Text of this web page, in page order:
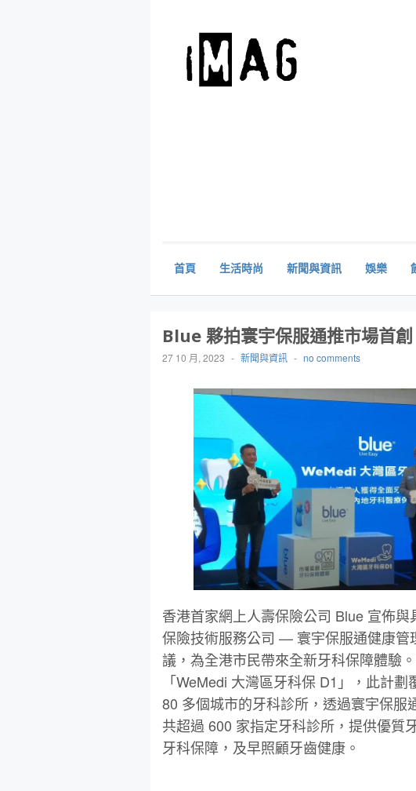
首頁 生活時尚 新聞與資訊 娛樂
Blue 夥拍寰宇保服通推市場⾸
27 10 月, 2023 - 新聞與資訊 - no comments
香港⾸家網上⼈壽保險公司 Blue 宣佈
保險技術服務公司 — 寰宇保服通健康管
議，為全港市⺠帶來全新牙科保障體驗
「WeMedi ⼤灣區牙科保 D1」，此計
80 多個城市的牙科診所，透過寰宇保
共超過 600 家指定牙科診所，提供優質
牙科保障，及早照顧牙齒健康。